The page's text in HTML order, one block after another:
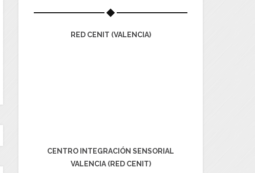
RED CENIT (VALENCIA)
CENTRO INTEGRACIÓN SENSORIAL
VALENCIA (RED CENIT)